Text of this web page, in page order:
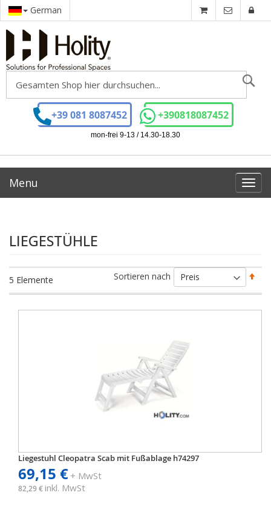
German
+39 081 8087452 +390818087452
mon-frei 9-13 / 14.30-18.30
Menu
LIEGESTÜHLE
5 Elemente Sortieren nach
Liegestuhl Cleopatra Scab mit Fußablage h74297
69,15 €+ MwSt
82,29 € inkl. MwSt